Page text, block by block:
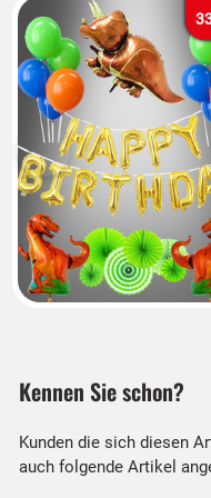
Vorherige
Kennen Sie schon?
Kunden die sich diesen
auch folgende Artikel